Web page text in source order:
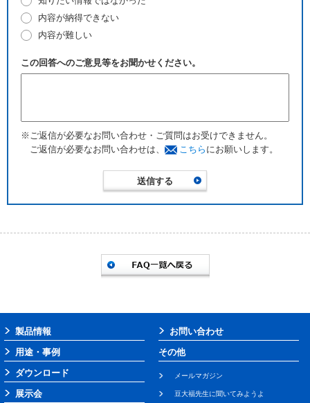
内容が納得できない
内容が難しい
この回答へのご意見等をお聞かせください。
※ご返信が必要なお問い合わせ・ご質問はお受けできません。
ご返信が必要なお問い合わせは、
こちら にお願いします。
製品情報
用途・事例
ダウンロード
展示会
お問い合わせ
その他
メールマガジン
豆大福先生に聞いてみようよ